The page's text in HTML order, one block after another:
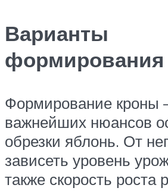
Варианты
Формирование кроны
важнейших нюансов
обрезки яблонь. От
зависеть уровень
также скорость роста